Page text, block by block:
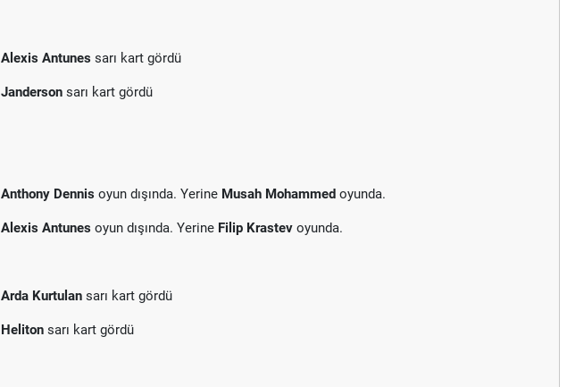
Alexis Antunes sarı kart gördü
Janderson sarı kart gördü
Anthony Dennis oyun dışında. Yerine Musah Mohammed oyunda.
Alexis Antunes oyun dışında. Yerine Filip Krastev oyunda.
Arda Kurtulan sarı kart gördü
Heliton sarı kart gördü